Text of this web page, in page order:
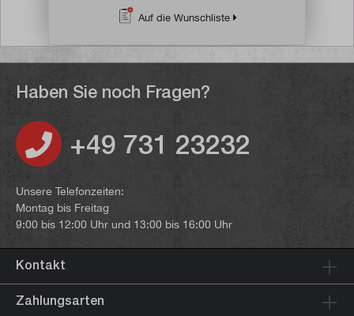
Auf die Wunschliste
Haben Sie noch Fragen?
+49 731 23232
Unsere Telefonzeiten:
Montag bis Freitag
9:00 bis 12:00 Uhr und 13:00 bis 16:00 Uhr
Kontakt
Zahlungsarten